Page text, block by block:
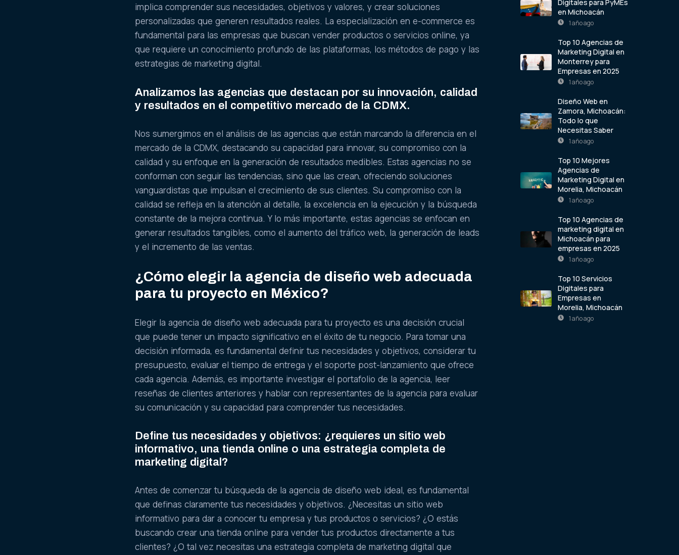
implica comprender sus necesidades, objetivos y valores, y crear soluciones
personalizadas que generen resultados reales. La especialización en e-commerce es
fundamental para las empresas que buscan vender productos o servicios online, ya
que requiere un conocimiento profundo de las plataformas, los métodos de pago y las
estrategias de marketing digital.
Analizamos las agencias que destacan por su innovación, calidad
y resultados en el competitivo mercado de la CDMX.
Nos sumergimos en el análisis de las agencias que están marcando la diferencia en el
mercado de la CDMX, destacando su capacidad para innovar, su compromiso con la
calidad y su enfoque en la generación de resultados medibles. Estas agencias no se
conforman con seguir las tendencias, sino que las crean, ofreciendo soluciones
vanguardistas que impulsan el crecimiento de sus clientes. Su compromiso con la
calidad se refleja en la atención al detalle, la excelencia en la ejecución y la búsqueda
constante de la mejora continua. Y lo más importante, estas agencias se enfocan en
generar resultados tangibles, como el aumento del tráfico web, la generación de leads
y el incremento de las ventas.
¿Cómo elegir la agencia de diseño web adecuada
para tu proyecto en México?
Elegir la agencia de diseño web adecuada para tu proyecto es una decisión crucial
que puede tener un impacto significativo en el éxito de tu negocio. Para tomar una
decisión informada, es fundamental definir tus necesidades y objetivos, considerar tu
presupuesto, evaluar el tiempo de entrega y el soporte post-lanzamiento que ofrece
cada agencia. Además, es importante investigar el portafolio de la agencia, leer
reseñas de clientes anteriores y hablar con representantes de la agencia para evaluar
su comunicación y su capacidad para comprender tus necesidades.
Define tus necesidades y objetivos: ¿requieres un sitio web
informativo, una tienda online o una estrategia completa de
marketing digital?
Antes de comenzar tu búsqueda de la agencia de diseño web ideal, es fundamental
que definas claramente tus necesidades y objetivos. ¿Necesitas un sitio web
informativo para dar a conocer tu empresa y tus productos o servicios? ¿O estás
buscando crear una tienda online para vender tus productos directamente a tus
clientes? ¿O tal vez necesitas una estrategia completa de marketing digital que
Digitales para PyMEs
en Michoacán
1 año ago
Top 10 Agencias de
Marketing Digital en
Monterrey para
Empresas en 2025
1 año ago
Diseño Web en
Zamora, Michoacán:
Todo lo que
Necesitas Saber
1 año ago
Top 10 Mejores
Agencias de
Marketing Digital en
Morelia, Michoacán
1 año ago
Top 10 Agencias de
marketing digital en
Michoacán para
empresas en 2025
1 año ago
Top 10 Servicios
Digitales para
Empresas en
Morelia, Michoacán
1 año ago